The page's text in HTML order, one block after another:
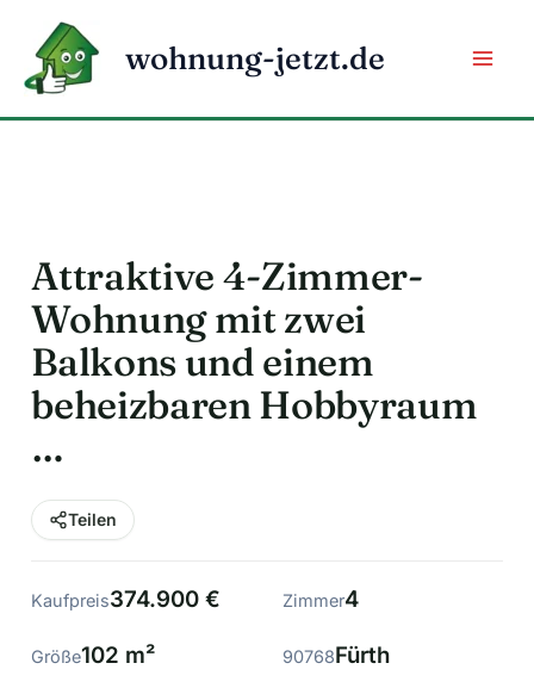
Inhalt
springen
wohnung-jetzt.de
Attraktive 4-Zimmer-
Wohnung mit zwei
Balkons und einem
beheizbaren Hobbyraum
…
Teilen
Kaufpreis374.900 € Zimmer4
Größe102 m² 90768Fürth